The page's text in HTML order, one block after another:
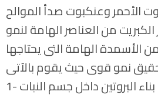
الأحمر وعنكبوت صدأ الموالح
من العناصر الهامة لنمو
الأسمدة الهامة التى يحتاجها